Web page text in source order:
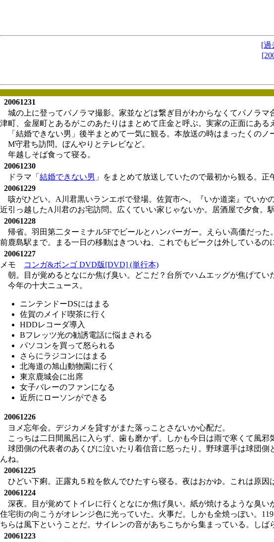
[過
20061231
城の上に登ってパノラマ撮影。家並などは繋ぎ目がわからなくてパノラ
津町、金屋町とあるがこのあたりはまとめて庄金と呼ぶ。実家の正面にある
「結婚できない男」後半まとめて一気に観る。本放送の時はまったくのノ
M守君ち訪問。ぼんやりとテレビなど。
年越しそば食って寝る。
20061230
ドラマ「 結婚できない男 」をまとめて放送していたので最初から観る。
20061229
咳がひどい。A川君黒いランエボで登場。佐賀市へ。『いか道楽』でいか
近引っ越したA川君のお宅訪問。広くていい家じゃないか。居酒屋で夕食。
20061228
帰省。羽田第二ターミナル5Fでビールとハンバーガー。えらい高価だっ
前鹿島駅まで。まる一日の移動はきついね、これでもピークは外しているの
20061227
メモ
コンガ&ボンゴ DVD版[DVD] (単行本)
朝。目が覚めるとなにか焦げ臭い。どこだ？台所でハムエッグが焦げて
今年の十大ニュース。
ニンテンドーDSにはまる
佐賀のメイド喫茶に行く
HDDレコーダ導入
Bフレッツ光の勧誘電話に悩まされる
パソコンを買って怒られる
さらにラジコンにはまる
北海道の旭山動物園に行く
東京鹿城会に出席
女子バレーのファンになる
近所にローソンができる
20061226
ヨメ忘年会。デジカメを貸すがまた落っことさないか心配だ。
こっちは二日間風呂に入らず、歯も磨かず。しかも今日は雨で寒くて風邪
球団側の代表者のあくびに泣いたり着信音に怒ったり。野球選手は球団
んね。
20061225
ひどい下痢。正露丸５粒を飲んでひたすら寝る。夜はおかゆ。これは原
20061224
深夜。目が覚めてトイレに行くとなにか焦げ臭い。紙が焼けるような臭
住宅街の向こうがオレンジ色に光っていた。火事だ。しかも全焼っぽい。
ちらは風下ということだ。サイレンの音があちこちから集まっている。しば
20061223